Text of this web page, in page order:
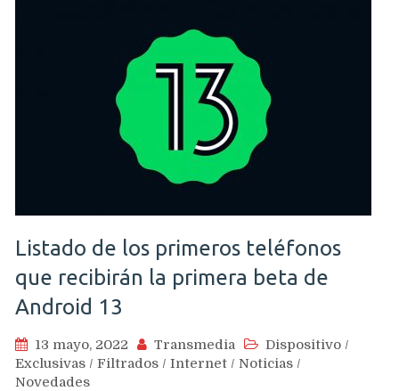
Listado de los primeros teléfonos
que recibirán la primera beta de
Android 13
13 mayo, 2022 Transmedia Dispositivo /
Exclusivas / Filtrados / Internet / Noticias /
Novedades